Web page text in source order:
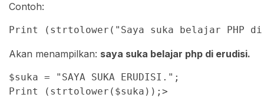
Contoh:
Print (strtolower("Saya suka belajar PHP
Akan menampilkan: saya suka belajar php di erudisi.
$suka = "SAYA SUKA ERUDISI.";
Print (strtolower($suka));>